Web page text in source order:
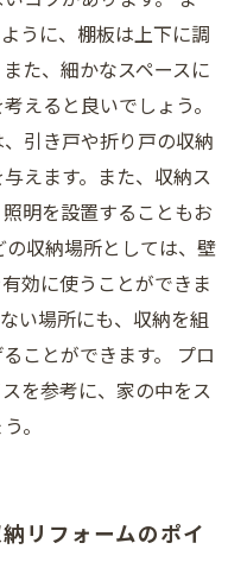
うに、棚板は上下に調
た、細かなスペースに
えると良いでしょう。
引き戸や折り戸の収納
えます。また、収納ス
明を設置することもお
収納場所としては、壁
効に使うことができま
い場所にも、収納を組
ことができます。 プロ
を参考に、家の中をス
。
リフォームのポイ